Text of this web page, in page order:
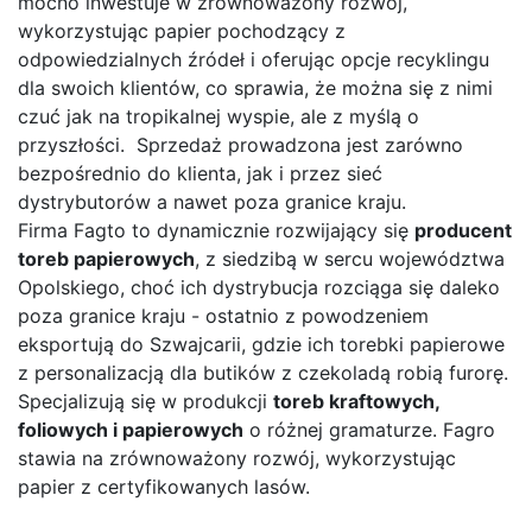
wykorzystując papier pochodzący z
odpowiedzialnych źródeł i oferując opcje recyklingu
dla swoich klientów, co sprawia, że można się z nimi
czuć jak na tropikalnej wyspie, ale z myślą o
przyszłości. Sprzedaż prowadzona jest zarówno
bezpośrednio do klienta, jak i przez sieć
dystrybutorów a nawet poza granice kraju.
Firma Fagto to dynamicznie rozwijający się producent
toreb papierowych, z siedzibą w sercu województwa
Opolskiego, choć ich dystrybucja rozciąga się daleko
poza granice kraju - ostatnio z powodzeniem
eksportują do Szwajcarii, gdzie ich torebki papierowe
z personalizacją dla butików z czekoladą robią furorę.
Specjalizują się w produkcji toreb kraftowych,
foliowych i papierowych o różnej gramaturze. Fagro
stawia na zrównoważony rozwój, wykorzystując
papier z certyfikowanych lasów.